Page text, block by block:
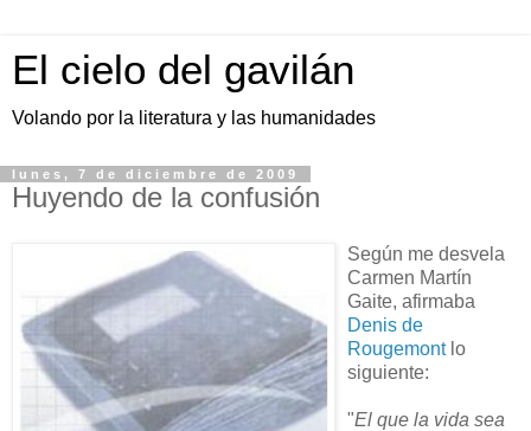
El cielo del gavilán
Volando por la literatura y las humanidades
lunes, 7 de diciembre de 2009
Huyendo de la confusión
Según me desvela
Carmen Martín
Gaite, afirmaba
Denis de
Rougemontlo
siguiente:
"El que la vida sea